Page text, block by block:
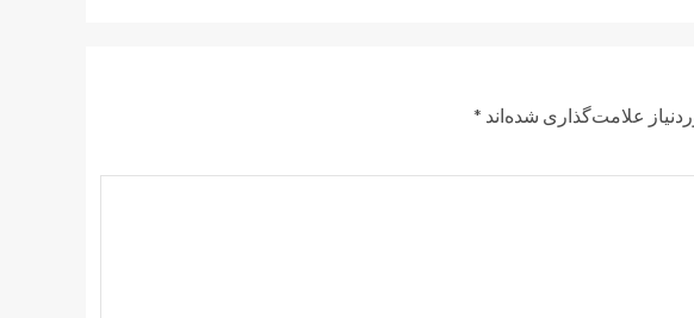
علامت‌گذاری شده‌اند *